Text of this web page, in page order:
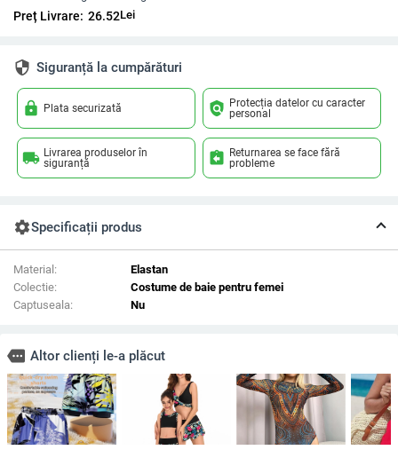
Preț Livrare: 26.52Lei
security Siguranță la cumpărături
lock Plata securizată policy Protecția datelor cu caracter
personal
local_shipping Livrarea produselor în
siguranță
assignment_return Returnarea se face fără
probleme
settingsSpecificații produs
Material:
Elastan
Colectie:
Costume de baie pentru femei
Captuseala:
Nu
more Altor clienți le-a plăcut